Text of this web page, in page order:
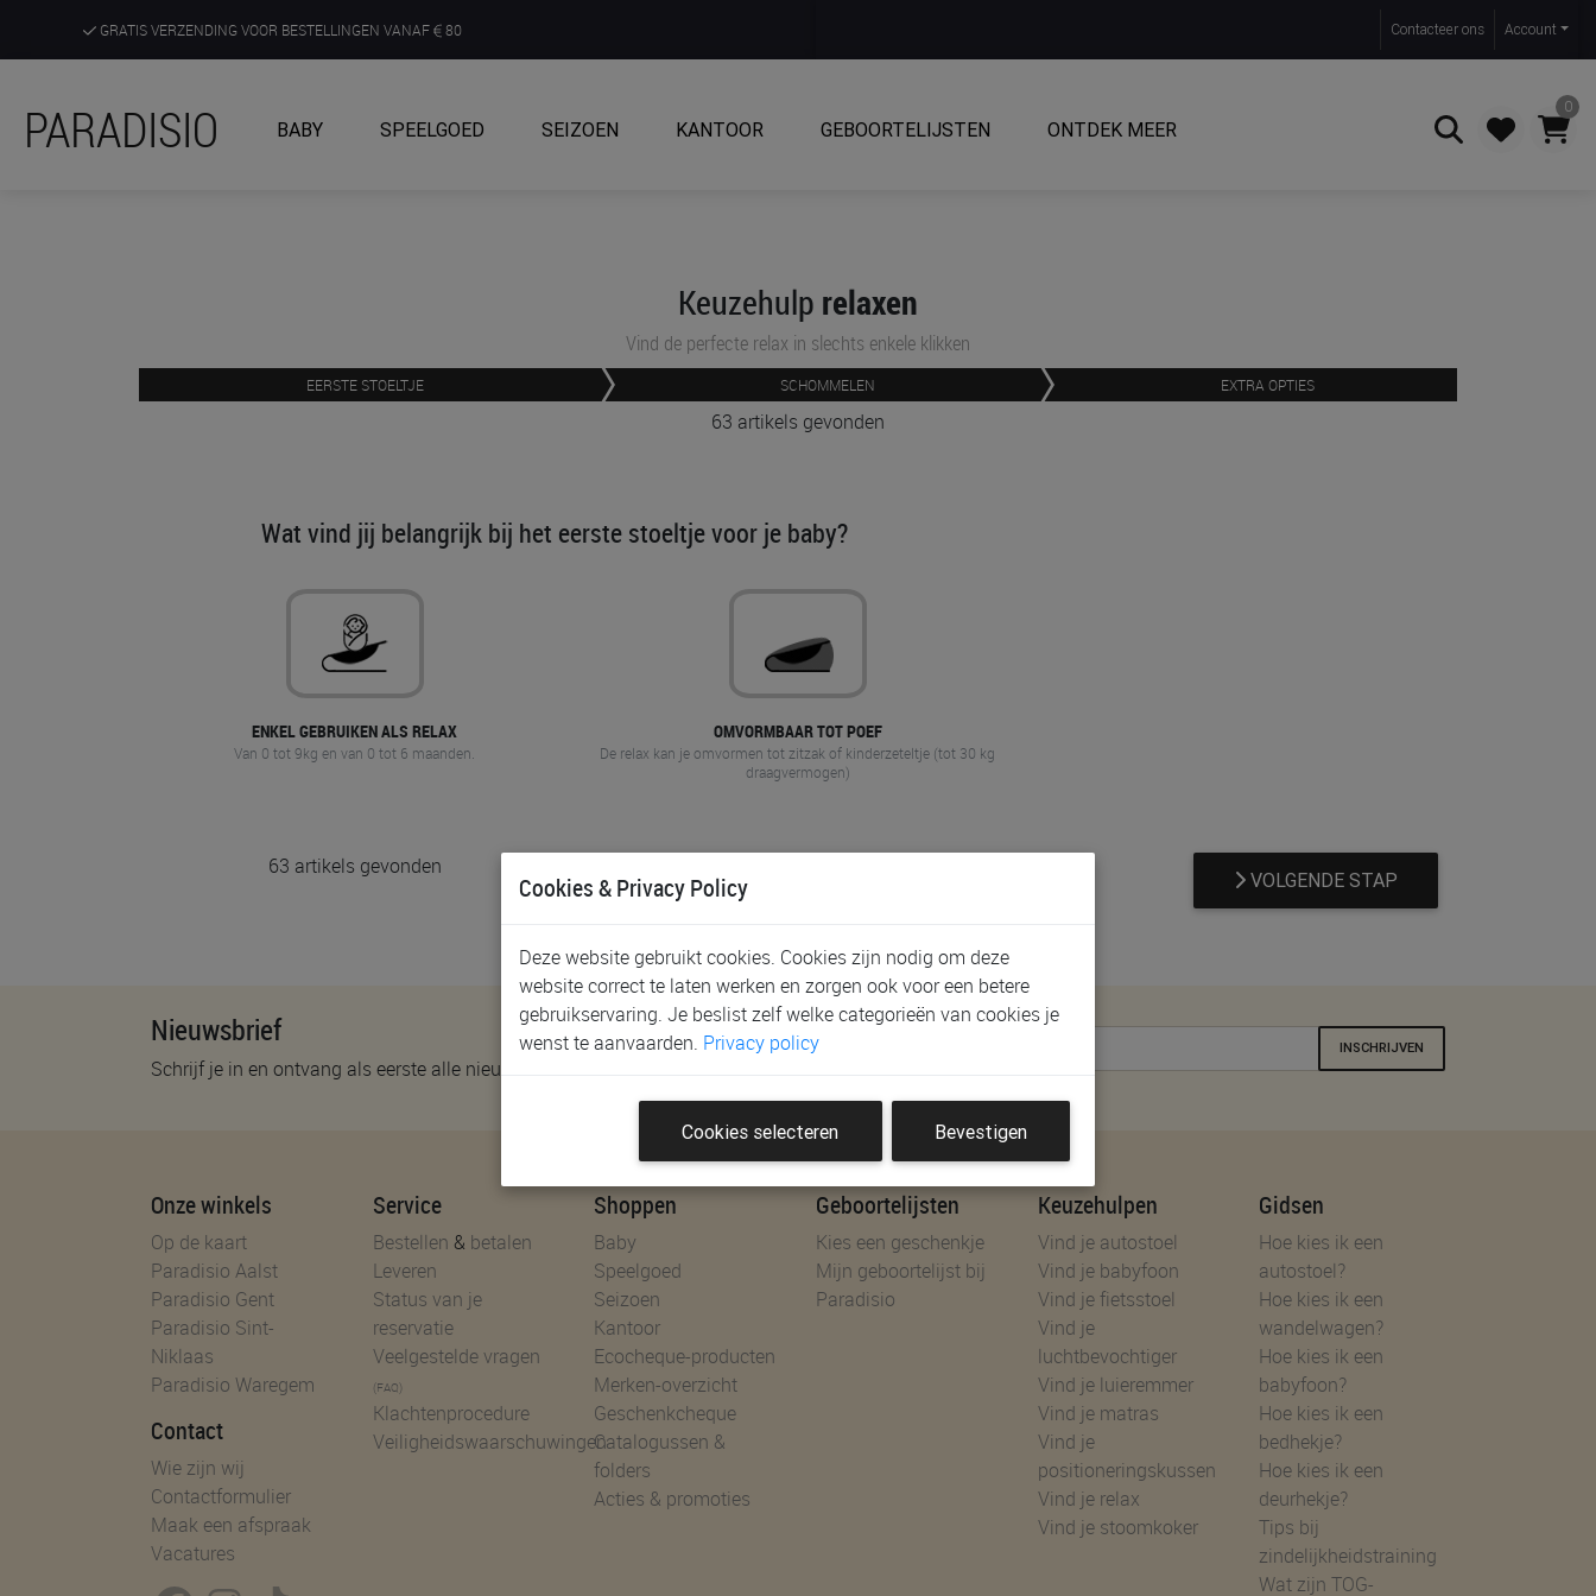
GRATIS VERZENDING VOOR BESTELLINGEN VANAF 80
ONTDEK, BELEEF EN KRIJG ADVIES IN ONZE WINKELS
Contacteer ons Account
PARADISIO BABY SPEELGOED SEIZOEN KANTOOR GEBOORTELIJSTEN ONTDEK MEER
0
Keuzehulp relaxen
Vind de perfecte relax in slechts enkele klikken
EERSTE STOELTJE SCHOMMELEN EXTRA OPTIES
63 artikels gevonden
Wat vind jij belangrijk bij het eerste stoeltje voor je baby?
ENKEL GEBRUIKEN ALS RELAX
Van 0 tot 9kg en van 0 tot 6 maanden.
OMVORMBAAR TOT POEF
De relax kan je omvormen tot zitzak of kinderzeteltje (tot 30 kg
draagvermogen)
63 artikels gevonden
VOLGENDE STAP
Nieuwsbrief
Schrijf je in en ontvang als eerste alle nieuwtjes!
INSCHRIJVEN
Onze winkels
Op de kaart
Paradisio Aalst
Paradisio Gent
Paradisio Sint-
Niklaas
Paradisio Waregem
Contact
Wie zijn wij
Contactformulier
Maak een afspraak
Vacatures
Service
Bestellen & betalen
Leveren
Status van je
reservatie
Veelgestelde vragen
(FAQ)
Klachtenprocedure
Veiligheidswaarschuwingen
Shoppen
Baby
Speelgoed
Seizoen
Kantoor
Ecocheque-producten
Merken-overzicht
Geschenkcheque
Catalogussen &
folders
Acties & promoties
Geboortelijsten
Kies een geschenkje
Mijn geboortelijst bij
Paradisio
Keuzehulpen
Vind je autostoel
Vind je babyfoon
Vind je fietsstoel
Vind je
luchtbevochtiger
Vind je luieremmer
Vind je matras
Vind je
positioneringskussen
Vind je relax
Vind je stoomkoker
Gidsen
Hoe kies ik een
autostoel?
Hoe kies ik een
wandelwagen?
Hoe kies ik een
babyfoon?
Hoe kies ik een
bedhekje?
Hoe kies ik een
deurhekje?
Tips bij
zindelijkheidstraining
Wat zijn TOG-
Cookies & Privacy Policy
Deze website gebruikt cookies. Cookies zijn nodig om deze
website correct te laten werken en zorgen ook voor een betere
gebruikservaring. Je beslist zelf welke categorieën van cookies je
wenst te aanvaarden. Privacy policy
Cookies selecteren Bevestigen